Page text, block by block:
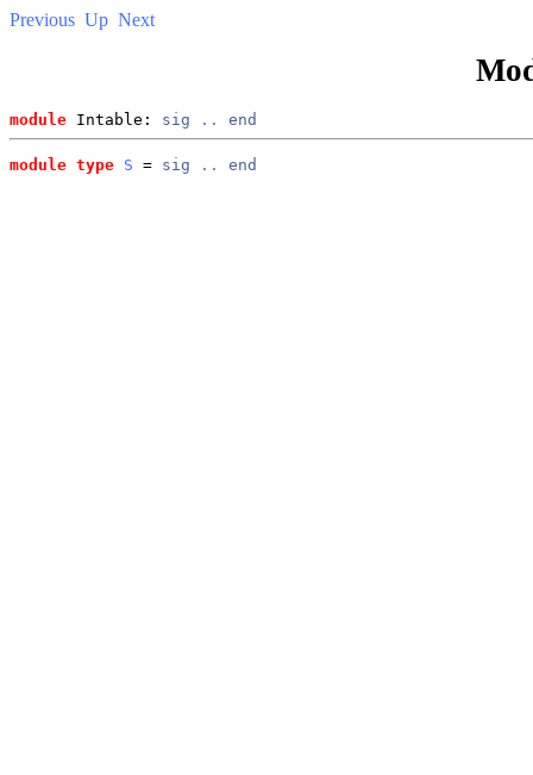
Previous Up Next
module Intable: sig .. end
module type S = sig .. end